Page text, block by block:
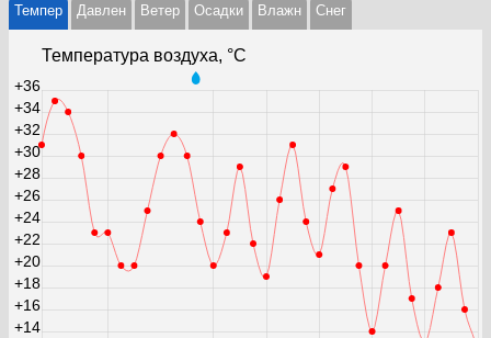
Темпер Давлен Ветер Осадки Влажн Cнег
Температура воздуха, °С
+14
+16
+18
+20
+22
+24
+26
+28
+30
+32
+34
+36